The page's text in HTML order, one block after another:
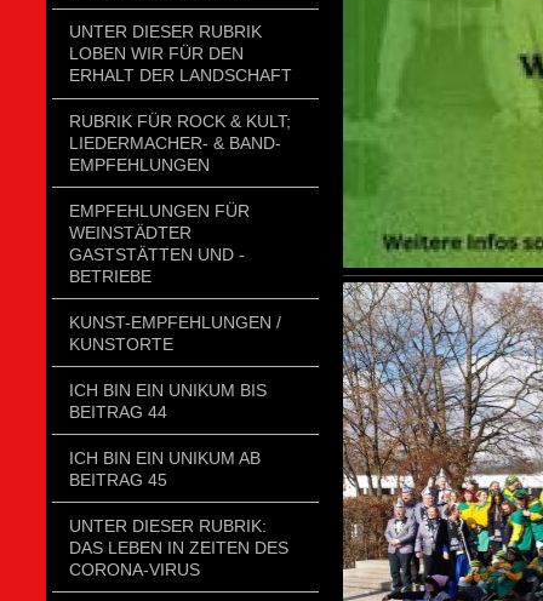
UNTER DIESER RUBRIK
LOBEN WIR FÜR DEN
ERHALT DER LANDSCHAFT
RUBRIK FÜR ROCK & KULT;
LIEDERMACHER- & BAND-
EMPFEHLUNGEN
EMPFEHLUNGEN FÜR
WEINSTÄDTER
GASTSTÄTTEN UND -
BETRIEBE
KUNST-EMPFEHLUNGEN /
KUNSTORTE
ICH BIN EIN UNIKUM BIS
BEITRAG 44
ICH BIN EIN UNIKUM AB
BEITRAG 45
UNTER DIESER RUBRIK:
DAS LEBEN IN ZEITEN DES
CORONA-VIRUS